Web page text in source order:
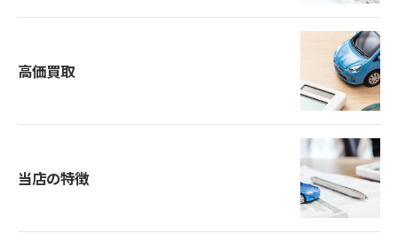
高価買取
当店の特徴